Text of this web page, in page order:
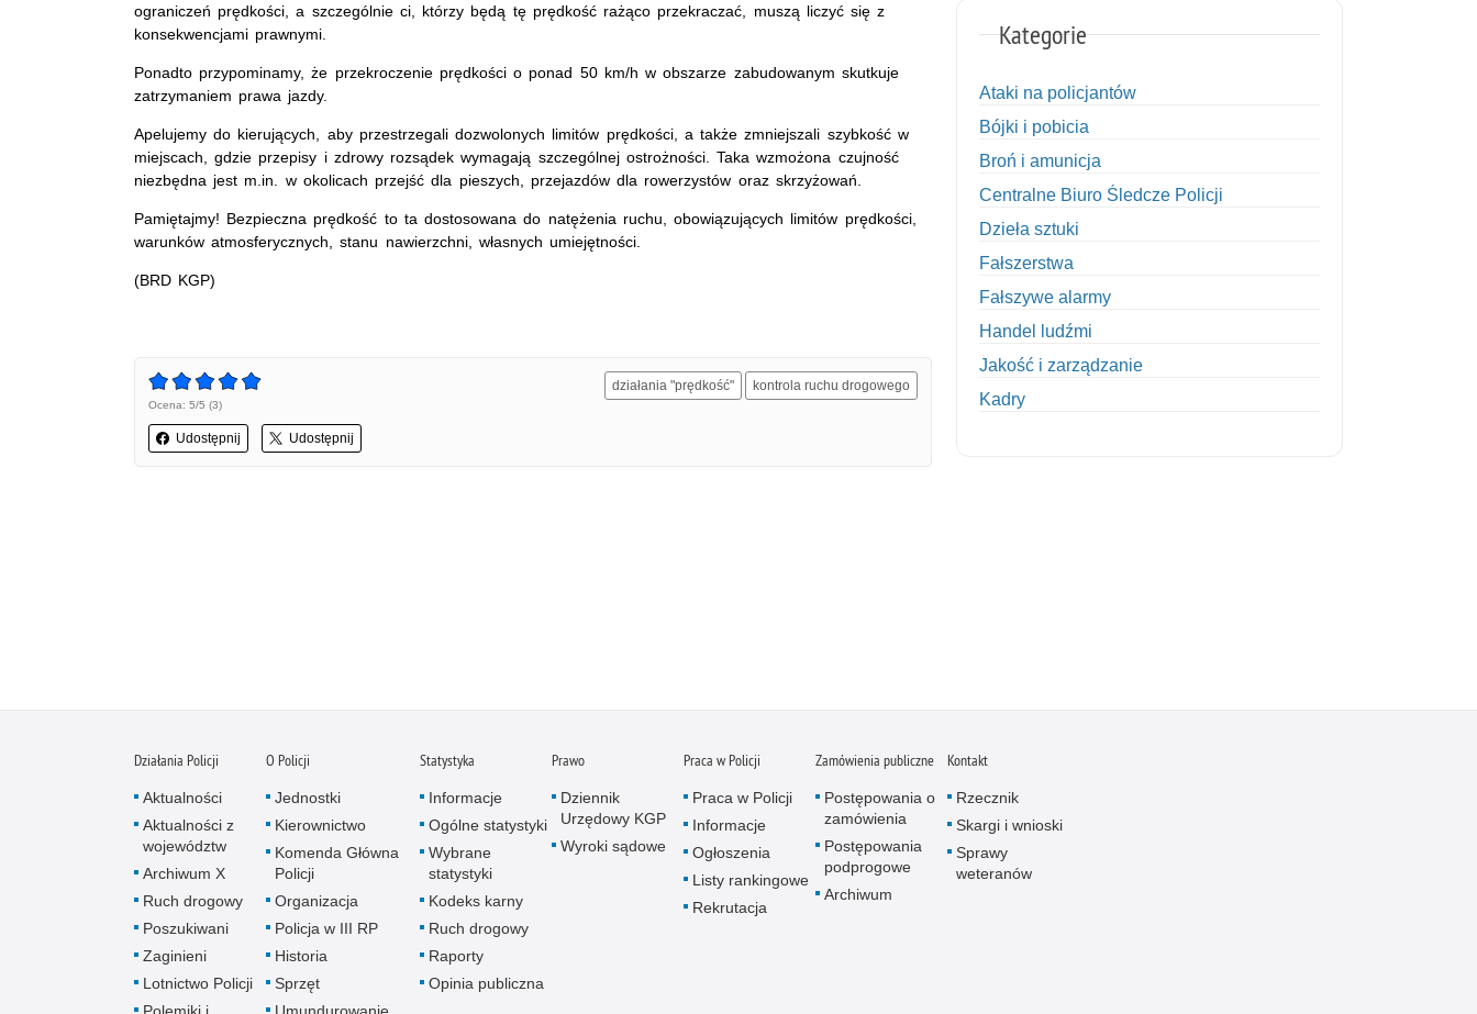
ograniczeń prędkości, a szczególnie ci, którzy będą tę prędkość rażąco przekraczać, muszą liczyć się z
konsekwencjami prawnymi.
Ponadto przypominamy, że przekroczenie prędkości o ponad 50 km/h w obszarze zabudowanym skutkuje
zatrzymaniem prawa jazdy.
Apelujemy do kierujących, aby przestrzegali dozwolonych limitów prędkości, a także zmniejszali szybkość w
miejscach, gdzie przepisy i zdrowy rozsądek wymagają szczególnej ostrożności. Taka wzmożona czujność
niezbędna jest m.in. w okolicach przejść dla pieszych, przejazdów dla rowerzystów oraz skrzyżowań.
Pamiętajmy! Bezpieczna prędkość to ta dostosowana do natężenia ruchu, obowiązujących limitów prędkości,
warunków atmosferycznych, stanu nawierzchni, własnych umiejętności.
(BRD KGP)
Ocena: 5/5 (3)
Udostępnij Udostępnij
działania "prędkość" kontrola ruchu drogowego
Kategorie
Ataki na policjantów
Bójki i pobicia
Broń i amunicja
Centralne Biuro Śledcze Policji
Dzieła sztuki
Fałszerstwa
Fałszywe alarmy
Handel ludźmi
Jakość i zarządzanie
Kadry
Nielegalny handel farmaceutykami
Nietrzeźwi opiekunowie
Działania Policji
Aktualności
Aktualności z
województw
Archiwum X
Ruch drogowy
Poszukiwani
Zaginieni
Lotnictwo Policji
O Policji
Jednostki
Kierownictwo
Komenda Główna
Policji
Organizacja
Policja w III RP
Historia
Sprzęt
Statystyka
Informacje
Ogólne statystyki
Wybrane
statystyki
Kodeks karny
Ruch drogowy
Raporty
Opinia publiczna
Prawo
Dziennik
Urzędowy KGP
Wyroki sądowe
Praca w Policji
Praca w Policji
Informacje
Ogłoszenia
Listy rankingowe
Rekrutacja
Zamówienia publiczne
Postępowania o
zamówienia
Postępowania
podprogowe
Archiwum
Kontakt
Rzecznik
Skargi i wnioski
Sprawy
weteranów